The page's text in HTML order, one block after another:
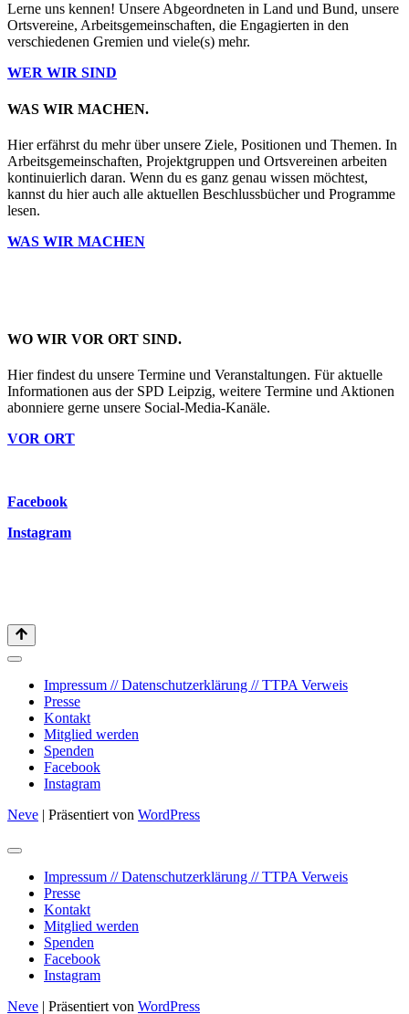
Lerne uns kennen! Unsere Abgeordneten in Land und Bund, unsere
Ortsvereine, Arbeitsgemeinschaften, die Engagierten in den
verschiedenen Gremien und viele(s) mehr.
WER WIR SIND
WAS WIR MACHEN.
Hier erfährst du mehr über unsere Ziele, Positionen und Themen. In
Arbeitsgemeinschaften, Projektgruppen und Ortsvereinen arbeiten
kontinuierlich daran. Wenn du es ganz genau wissen möchtest,
kannst du hier auch alle aktuellen Beschlussbücher und Programme
lesen.
WAS WIR MACHEN
WO WIR VOR ORT SIND.
Hier findest du unsere Termine und Veranstaltungen. Für aktuelle
Informationen aus der SPD Leipzig, weitere Termine und Aktionen
abonniere gerne unsere Social-Media-Kanäle.
VOR ORT
Facebook
Instagram
Impressum // Datenschutzerklärung // TTPA Verweis
Presse
Kontakt
Mitglied werden
Spenden
Facebook
Instagram
Neve | Präsentiert von WordPress
Impressum // Datenschutzerklärung // TTPA Verweis
Presse
Kontakt
Mitglied werden
Spenden
Facebook
Instagram
Neve | Präsentiert von WordPress